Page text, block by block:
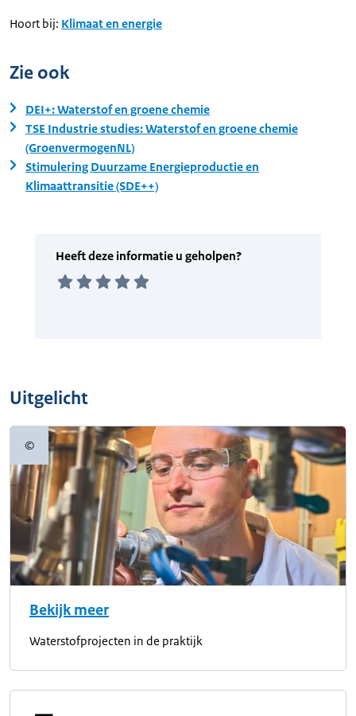
Hoort bij: Klimaat en energie
Zie ook
DEI+: Waterstof en groene chemie
TSE Industrie studies: Waterstof en groene chemie
(GroenvermogenNL)
Stimulering Duurzame Energieproductie en
Klimaattransitie (SDE++)
Uitgelicht
©Copyrightinformatie
Bekijk meer
Waterstofprojecten in de praktijk